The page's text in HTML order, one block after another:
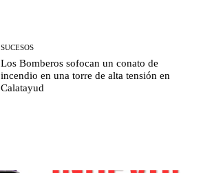
SUCESOS
Los Bomberos sofocan un conato de
incendio en una torre de alta tensión en
Calatayud